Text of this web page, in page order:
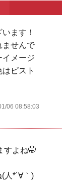
ます！
ませんで
イメージ
ピスト
06 08:58:03
すよね🤭
人⁠*⁠´⁠∀⁠｀⁠)⁠